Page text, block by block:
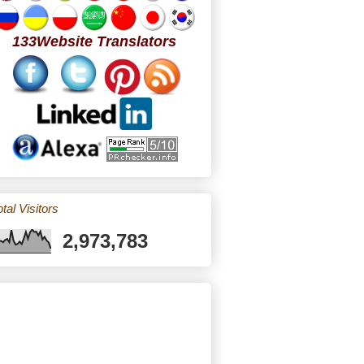
133Website Translators
Visitors
2,973,783